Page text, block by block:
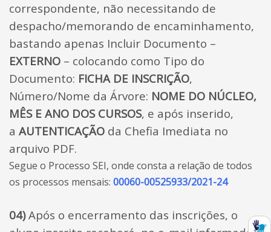
correspondente, não necessitando de
despacho/memorando de encaminhamento,
bastando apenas Incluir Documento –
EXTERNO – colocando como Tipo do
Documento: FICHA DE INSCRIÇÃO,
Número/Nome da Árvore: NOME DO NÚCLEO,
MÊS E ANO DOS CURSOS, e após inserido,
a AUTENTICAÇÃO da Chefia Imediata no
arquivo PDF.
Segue o Processo SEI, onde consta a relação de todos
os processos mensais: 00060-00525933/2021-24
04)Após o encerramento das inscrições, o